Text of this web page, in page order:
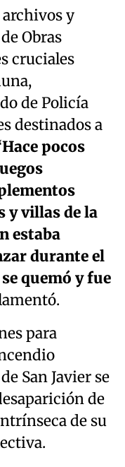
y
Obras
cruciales
de Policía
destinados a
Hace pocos
y villas de la
estaba
durante el
quemó y fue
para
San Javier se
de
de su